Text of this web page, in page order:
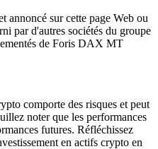
annoncé sur cette page Web ou
par d'autres sociétés du groupe
de Foris DAX MT
comporte des risques et peut
noter que les performances
futures. Réfléchissez
en actifs crypto en